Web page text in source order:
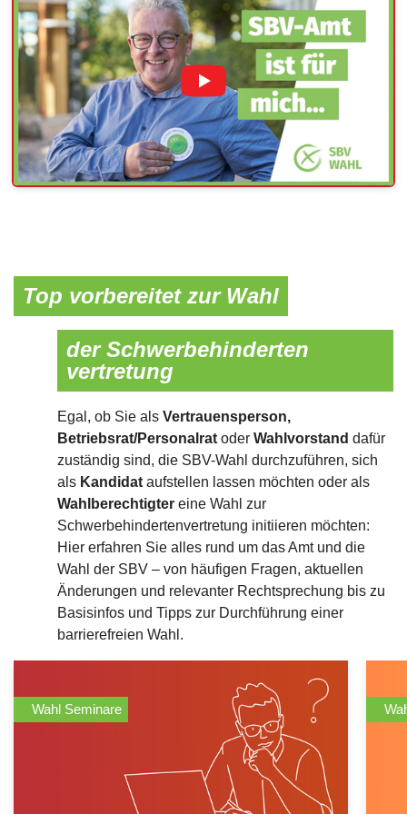
Top vorbereitet zur Wahl
der Schwerbehinderten​
vertretung
Egal, ob Sie als Vertrauensperson,
Betriebsrat/Personalratoder Wahlvorstand dafür
zuständig sind, die SBV-Wahl durchzuführen, sich
als Kandidataufstellen lassen möchten oder als
Wahlberechtigter eine Wahl zur
Schwerbehindertenvertretung initiieren möchten:
Hier erfahren Sie alles rund um das Amt und die
Wahl der SBV – von häufigen Fragen, aktuellen
Änderungen und relevanter Rechtsprechung bis zu
Basisinfos und Tipps zur Durchführung einer
barrierefreien Wahl.
Wahlhilfen